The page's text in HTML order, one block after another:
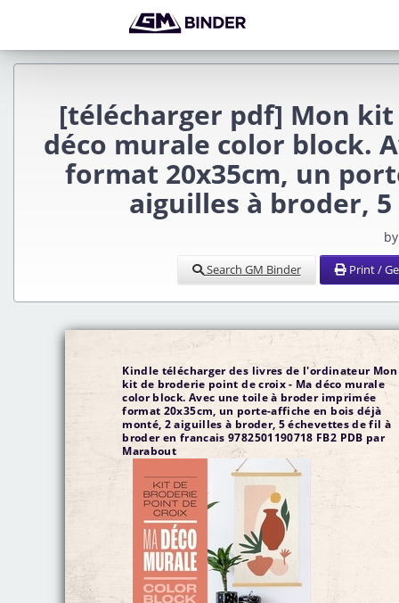
[télécharger pdf] Mon
déco murale color block.
format 20x35cm, un
aiguilles à broder,
Search GM Binder Print /
Kindle télécharger des livres de l'ordinateur Mon
kit de broderie point de croix - Ma déco murale
color block. Avec une toile à broder imprimée
format 20x35cm, un porte-affiche en bois déjà
monté, 2 aiguilles à broder, 5 échevettes de fil à
broder en francais 9782501190718 FB2 PDB par
Marabout